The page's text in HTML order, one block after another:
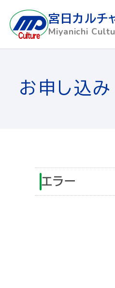
宮日カルチ
Miyanichi
お申し込み
エラー